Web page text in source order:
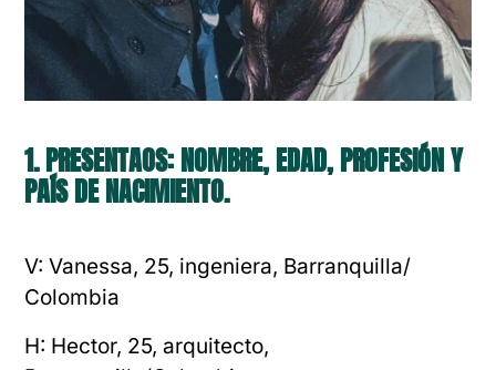
1. PRESENTAOS: NOMBRE, EDAD, PROFESIÓN Y
PAÍS DE NACIMIENTO.
V: Vanessa, 25, ingeniera, Barranquilla/
Colombia
H: Hector, 25, arquitecto,